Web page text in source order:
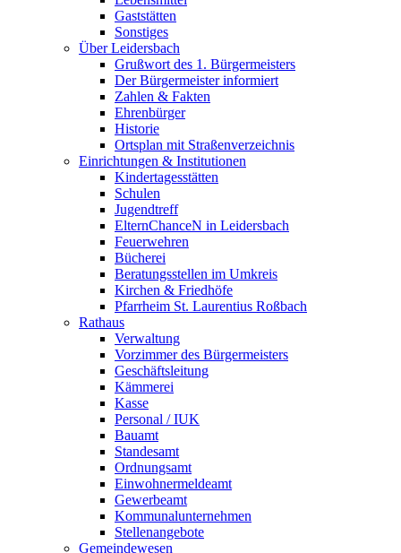
Gaststätten
Sonstiges
Über Leidersbach
Grußwort des 1. Bürgermeisters
Der Bürgermeister informiert
Zahlen & Fakten
Ehrenbürger
Historie
Ortsplan mit Straßenverzeichnis
Einrichtungen & Institutionen
Kindertagesstätten
Schulen
Jugendtreff
ElternChanceN in Leidersbach
Feuerwehren
Bücherei
Beratungsstellen im Umkreis
Kirchen & Friedhöfe
Pfarrheim St. Laurentius Roßbach
Rathaus
Verwaltung
Vorzimmer des Bürgermeisters
Geschäftsleitung
Kämmerei
Kasse
Personal / IUK
Bauamt
Standesamt
Ordnungsamt
Einwohnermeldeamt
Gewerbeamt
Kommunalunternehmen
Stellenangebote
Gemeindewesen